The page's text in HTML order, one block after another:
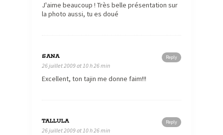
J'aime beaucoup ! Très belle présentation sur
la photo aussi, tu es doué
Reply
SANA
26 juillet 2009 at 10 h 26 min
Excellent, ton tajin me donne faim!!!
Reply
TALLULA
26 juillet 2009 at 10 h 26 min